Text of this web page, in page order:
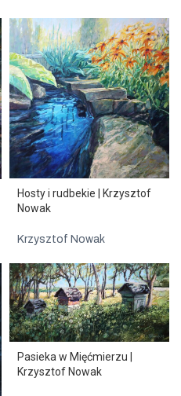
Hosty i rudbekie | Krzysztof
Nowak
Krzysztof Nowak
Pasieka w Mięćmierzu |
Krzysztof Nowak